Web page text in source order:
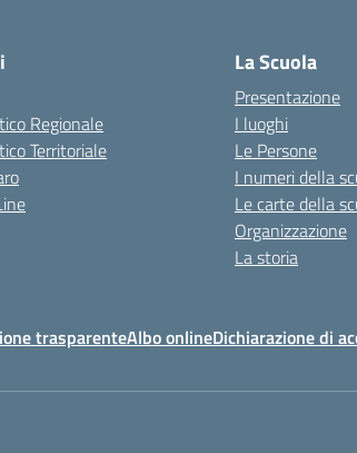
Regionale
Territoriale
La Scuola
Presentazione
I luoghi
Le Persone
I numeri della
Le carte della
Organizzazione
La storia
trasparenteAlbo onlineDichiarazione di